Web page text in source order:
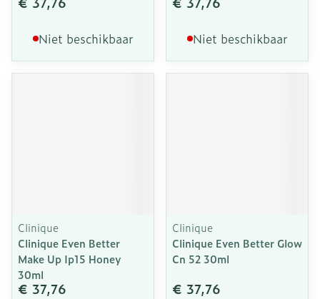
Niet beschikbaar Niet beschikbaar
Clinique
Clinique Even Better
Make Up Ip15 Honey
30ml
€ 37,76
Clinique
Clinique Even Better Glow
Cn 52 30ml
€ 37,76